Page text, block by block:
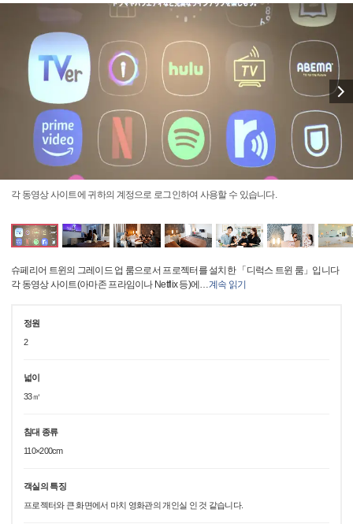
각 동영상 사이트에 귀하의 계정으로 로그인하여 사용할 수 있습니다.
슈페리어 트윈의 그레이드 업 룸으로서 프로젝터를 설치한 「디럭스 트윈 룸」입니다
각 동영상 사이트(아마존 프라임이나 Netflix 등)에 …계속 읽기
정원
2
넓이
33㎡
침대 종류
110×200cm
객실의 특징
프로젝터와 큰 화면에서 마치 영화관의 개인실 인 것 같습니다.